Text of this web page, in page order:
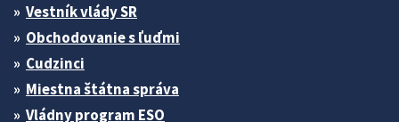
Vestník vlády SR
Obchodovanie s ľuďmi
Cudzinci
Miestna štátna správa
Vládny program ESO